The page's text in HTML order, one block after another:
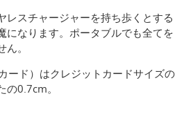
レスチャージャーを持ち歩くとする
になります。ポータブルでも全てを
。
ード）はクレジットカードサイズの
0.7cm。